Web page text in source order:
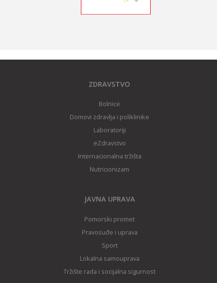
ZDRAVSTVO
Bolnice
Domovi zdravlja i poliklinike
Laboratoriji
eZdravstvo
Internacionalna tržišta
Nutricionizam
JAVNA UPRAVA
Pomorski promet
Pravosuđe i uprava
Sport
Lokalna samouprava
Tržište rada i socijalna sigurnost